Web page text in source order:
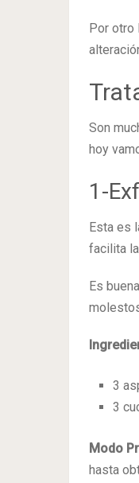
Por otro
Son
hoy
1-
Esta es
facilita
Es
3
3
Modo
hasta